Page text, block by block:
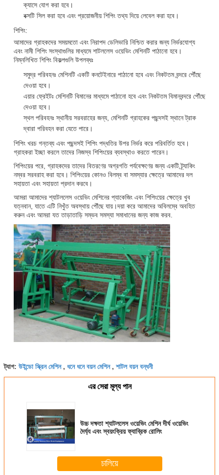
ক্যাসে যোগ করা হবে।
বক্সটি সিল করা হবে এবং প্রয়োজনীয় শিপিং তথ্য দিয়ে লেবেল করা হবে।
শিপিং:
আমাদের গ্রাহকদের সময়মতো এবং নিরাপদ ডেলিভারি নিশ্চিত করার জন্য নির্ভরযোগ্য
এবং নামী শিপিং সংস্থাগুলির মাধ্যমে শাটললেস ওয়েভিং মেশিনটি পাঠানো হবে।
নিম্নলিখিত শিপিং বিকল্পগুলি উপলব্ধঃ
সমুদ্র পরিবহনঃ মেশিনটি একটি কনটেইনারে পাঠানো হবে এবং নিকটতম বন্দরে পৌঁছে
দেওয়া হবে।
এয়ার ফ্রেইটঃ মেশিনটি বিমানের মাধ্যমে পাঠানো হবে এবং নিকটতম বিমানবন্দরে পৌঁছে
দেওয়া হবে।
স্থল পরিবহনঃ স্থানীয় সরবরাহের জন্য, মেশিনটি গ্রাহকের পছন্দসই স্থানে ট্রাক
দ্বারা পরিবহন করা যেতে পারে।
শিপিং খরচ গন্তব্য এবং পছন্দসই শিপিং পদ্ধতির উপর নির্ভর করে পরিবর্তিত হবে।
গ্রাহকরা ইচ্ছা করলে তাদের নিজস্ব শিপিংয়ের ব্যবস্থাও করতে পারেন।
শিপিংয়ের পরে, গ্রাহকদের তাদের বিতরণের অগ্রগতি পর্যবেক্ষণের জন্য একটি ট্র্যাকিং
নম্বর সরবরাহ করা হবে। শিপিংয়ের কোনও বিলম্ব বা সমস্যার ক্ষেত্রে আমাদের দল
সহায়তা এবং সহায়তা প্রদান করবে।
আমরা আমাদের শ্যাটললেস ওয়েভিং মেশিনের প্যাকেজিং এবং শিপিংয়ের ক্ষেত্রে খুব
যত্নবান, যাতে এটি নিখুঁত অবস্থায় পৌঁছে যায়।দয়া করে আমাদের অবিলম্বে অবহিত
করুন এবং আমরা যত তাড়াতাড়ি সম্ভব সমস্যা সমাধানের জন্য কাজ করব.
ট্যাগ: উইন্ডো স্ক্রিন মেশিন, ধনে ধনে বয়ন মেশিন, শাটল বয়ন বন্ধনী
এর সেরা মূল্য পান
উচ্চ দক্ষতা শ্যাটললেস ওয়েভিং মেশিন দীর্ঘ ওয়েভিং
দৈর্ঘ্য এবং স্বয়ংক্রিয় ফ্যাব্রিক রোলিং
চালিয়ে